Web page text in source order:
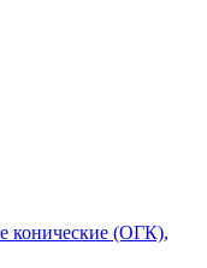
конические (ОГК),